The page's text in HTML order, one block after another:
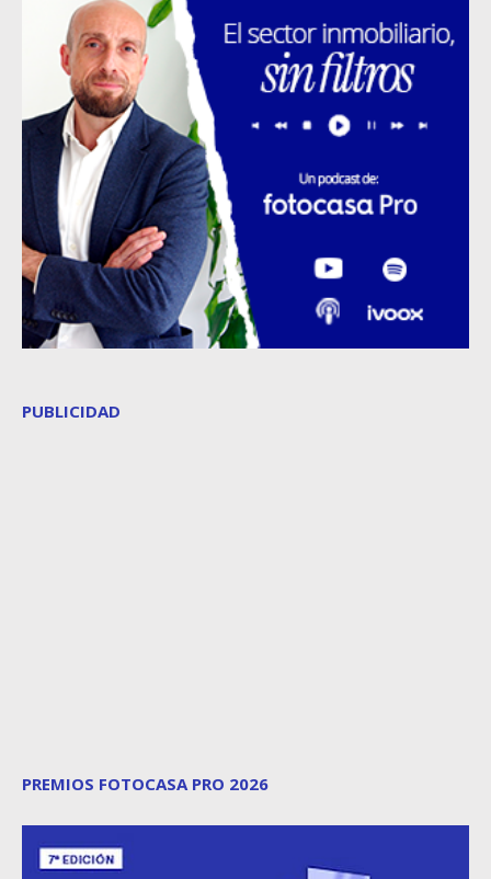
PUBLICIDAD
PREMIOS FOTOCASA PRO 2026